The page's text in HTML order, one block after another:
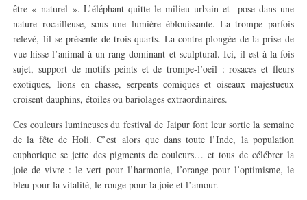
être « naturel ». L’éléphant quitte le milieu urbain et pose dans une
nature rocailleuse, sous une lumière éblouissante. La trompe parfois
relevé, lil se présente de trois-quarts. La contre-plongée de la prise de
vue hisse l’animal à un rang dominant et sculptural. Ici, il est à la fois
sujet, support de motifs peints et de trompe-l’oeil : rosaces et fleurs
exotiques, lions en chasse, serpents comiques et oiseaux majestueux
croisent dauphins, étoiles ou bariolages extraordinaires.
Ces couleurs lumineuses du festival de Jaipur font leur sortie la semaine
de la fête de Holi. C’est alors que dans toute l’Inde, la population
euphorique se jette des pigments de couleurs… et tous de célébrer la
joie de vivre : le vert pour l’harmonie, l’orange pour l’optimisme, le
bleu pour la vitalité, le rouge pour la joie et l’amour.